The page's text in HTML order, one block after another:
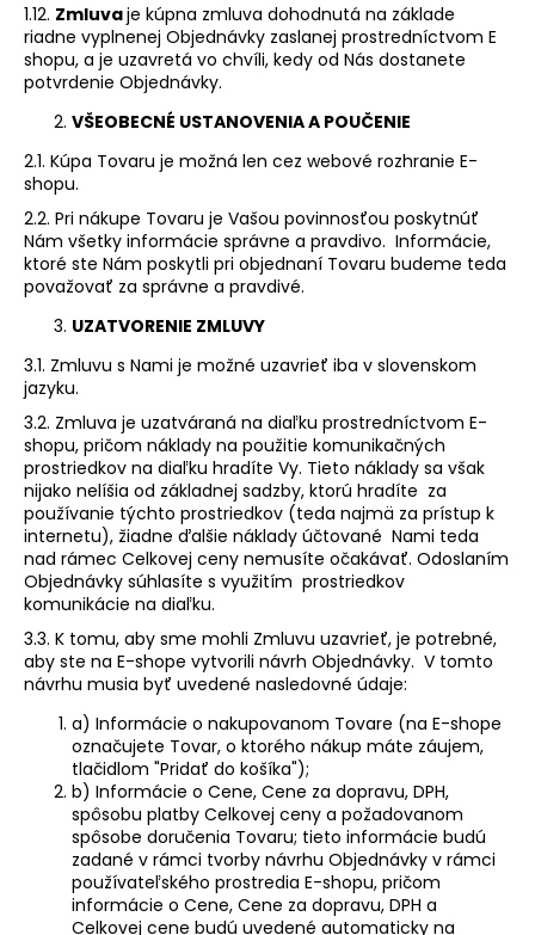
1.12. Zmluvaje kúpna zmluva dohodnutá na základe
riadne vyplnenej Objednávky zaslanej prostredníctvom E
shopu, a je uzavretá vo chvíli, kedy od Nás dostanete
potvrdenie Objednávky.
VŠEOBECNÉ USTANOVENIA A POUČENIE
2.1. Kúpa Tovaru je možná len cez webové rozhranie E-
shopu.
2.2. Pri nákupe Tovaru je Vašou povinnosťou poskytnúť
Nám všetky informácie správne a pravdivo. Informácie,
ktoré ste Nám poskytli pri objednaní Tovaru budeme teda
považovať za správne a pravdivé.
UZATVORENIE ZMLUVY
3.1. Zmluvu s Nami je možné uzavrieť iba v slovenskom
jazyku.
3.2. Zmluva je uzatváraná na diaľku prostredníctvom E-
shopu, pričom náklady na použitie komunikačných
prostriedkov na diaľku hradíte Vy. Tieto náklady sa však
nijako nelíšia od základnej sadzby, ktorú hradíte za
používanie týchto prostriedkov (teda najmä za prístup k
internetu), žiadne ďalšie náklady účtované Nami teda
nad rámec Celkovej ceny nemusíte očakávať. Odoslaním
Objednávky súhlasíte s využitím prostriedkov
komunikácie na diaľku.
3.3. K tomu, aby sme mohli Zmluvu uzavrieť, je potrebné,
aby ste na E-shope vytvorili návrh Objednávky. V tomto
návrhu musia byť uvedené nasledovné údaje:
a) Informácie o nakupovanom Tovare (na E-shope
označujete Tovar, o ktorého nákup máte záujem,
tlačidlom "Pridať do košíka");
b) Informácie o Cene, Cene za dopravu, DPH,
spôsobu platby Celkovej ceny a požadovanom
spôsobe doručenia Tovaru; tieto informácie budú
zadané v rámci tvorby návrhu Objednávky v rámci
používateľského prostredia E-shopu, pričom
informácie o Cene, Cene za dopravu, DPH a
Celkovej cene budú uvedené automaticky na